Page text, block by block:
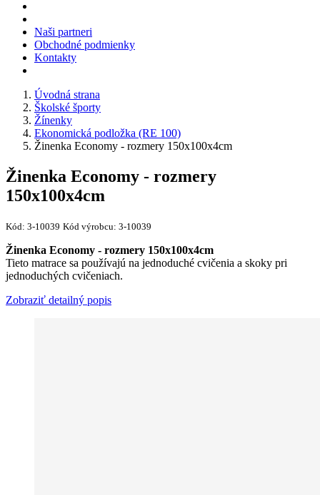
Naši partneri
Obchodné podmienky
Kontakty
Úvodná strana
Školské športy
Žínenky
Ekonomická podložka (RE 100)
Žinenka Economy - rozmery 150x100x4cm
Žinenka Economy - rozmery
150x100x4cm
Kód: 3-10039 Kód výrobcu: 3-10039
Žinenka Economy - rozmery 150x100x4cm​
Tieto matrace sa používajú na jednoduché cvičenia a skoky pri
jednoduchých cvičeniach.
Zobraziť detailný popis